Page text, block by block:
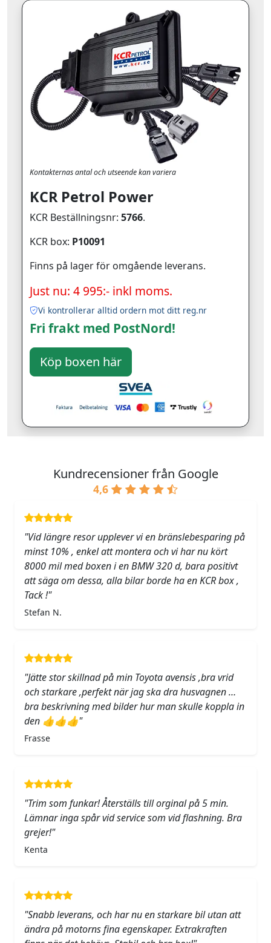
Kontakternas antal och utseende kan variera
KCR Petrol Power
KCR Beställningsnr: 5766.
KCR box: P10091
Finns på lager för omgående leverans.
Just nu: 4 995:- inkl moms.
Vi kontrollerar alltid ordern mot ditt reg.nr
Fri frakt med PostNord!
Kundrecensioner från Google
4,6
"Vid längre resor upplever vi en bränslebesparing på
minst 10% , enkel att montera och vi har nu kört
8000 mil med boxen i en BMW 320 d, bara positivt
att säga om dessa, alla bilar borde ha en KCR box ,
Tack !"
Stefan N.
"Jätte stor skillnad på min Toyota avensis ,bra vrid
och starkare ,perfekt när jag ska dra husvagnen …
bra beskrivning med bilder hur man skulle koppla in
den 👍👍👍"
Frasse
"Trim som funkar! Återställs till orginal på 5 min.
Lämnar inga spår vid service som vid flashning. Bra
grejer!"
Kenta
"Snabb leverans, och har nu en starkare bil utan att
ändra på motorns fina egenskaper. Extrakraften